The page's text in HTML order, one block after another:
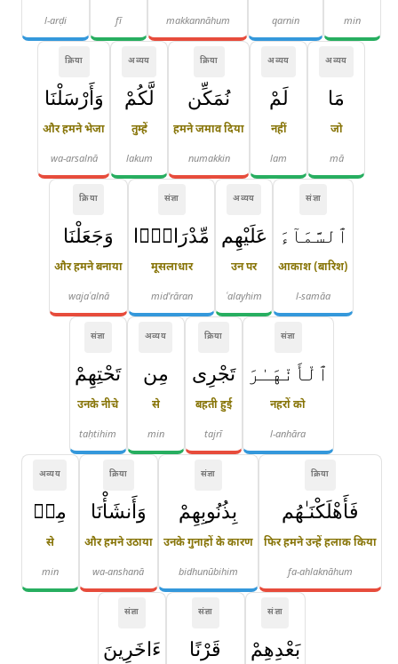
min
qarnin
makkannāhum
fī
l-arḍi
अव्यय
مَا
जो
mā
अव्यय
لَمْ
नहीं
lam
क्रिया
نُمَكِّن
हमने जमाव दिया
numakkin
अव्यय
لَّكُمْ
तुम्हें
lakum
क्रिया
وَأَرْسَلْنَا
और हमने भेजा
wa-arsalnā
संज्ञा
ٱلسَّمَآءَ
आकाश (बारिश)
l-samāa
अव्यय
عَلَيْهِم
उन पर
ʿalayhim
संज्ञा
مِّدْرَارًۭا
मूसलाधार
mid'rāran
क्रिया
وَجَعَلْنَا
और हमने बनाया
wajaʿalnā
संज्ञा
ٱلْأَنْهَـٰرَ
नहरों को
l-anhāra
क्रिया
تَجْرِى
बहती हुई
tajrī
अव्यय
مِن
से
min
संज्ञा
تَحْتِهِمْ
उनके नीचे
taḥtihim
क्रिया
فَأَهْلَكْنَـٰهُم
फिर हमने उन्हें हलाक किया
fa-ahlaknāhum
संज्ञा
بِذُنُوبِهِمْ
उनके गुनाहों के कारण
bidhunūbihim
क्रिया
وَأَنشَأْنَا
और हमने उठाया
wa-anshanā
अव्यय
مِنۢ
से
min
संज्ञा
بَعْدِهِمْ
संज्ञा
قَرْنًا
संज्ञा
ءَاخَرِينَ